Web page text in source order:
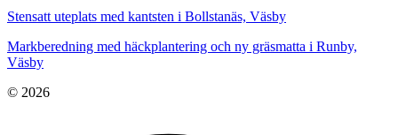
Stensatt uteplats med kantsten i Bollstanäs, Väsby
Markberedning med häckplantering och ny gräsmatta i Runby,
Väsby
© 2026